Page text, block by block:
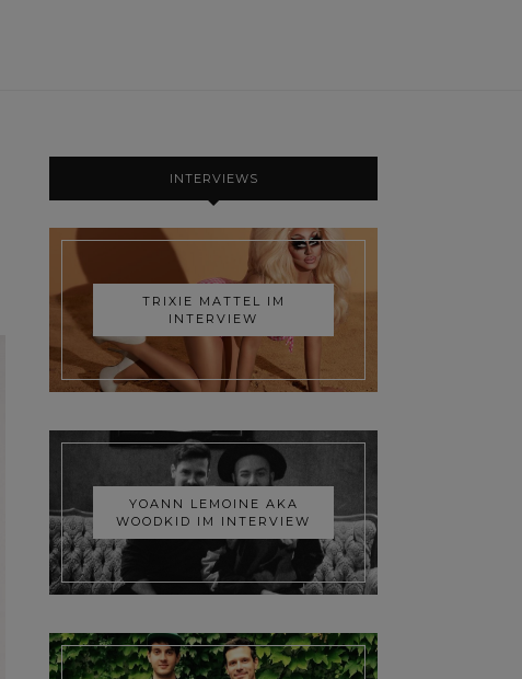
INTERVIEWS
TRIXIE MATTEL IM
INTERVIEW
YOANN LEMOINE AKA
WOODKID IM INTERVIEW